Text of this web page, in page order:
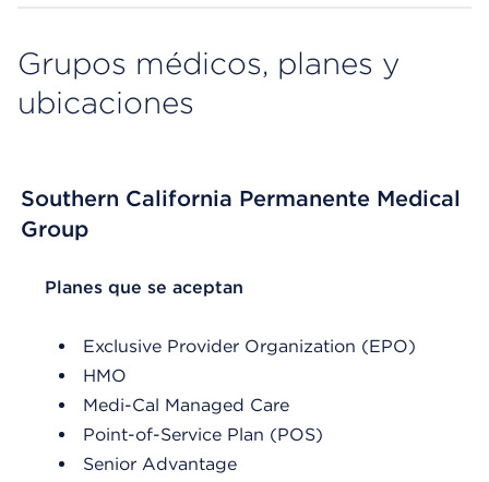
Grupos médicos, planes y
ubicaciones
Southern California Permanente Medical
Group
List Header Planes que se aceptan
Planes que se aceptan
Exclusive Provider Organization (EPO)
HMO
Medi-Cal Managed Care
Point-of-Service Plan (POS)
Senior Advantage